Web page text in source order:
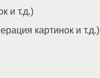
и т.д.)
картинок и т.д.)